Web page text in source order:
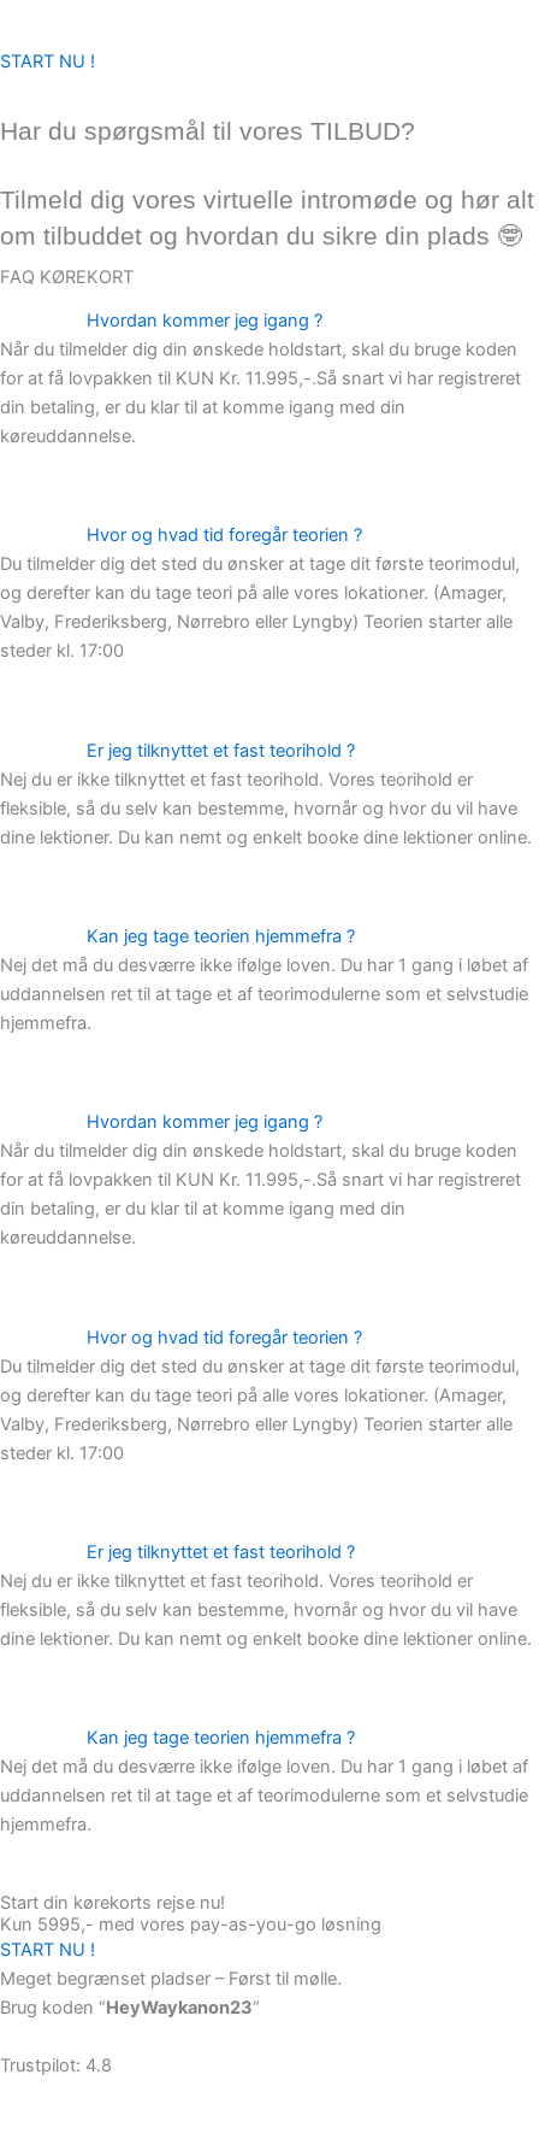
START NU !
Har du spørgsmål til vores TILBUD?
Tilmeld dig vores virtuelle intromøde og hør alt
om tilbuddet og hvordan du sikre din plads 🤓
FAQ KØREKORT
Hvordan kommer jeg igang ?
Når du tilmelder dig din ønskede holdstart, skal du bruge koden
for at få lovpakken til KUN Kr. 11.995,-.Så snart vi har registreret
din betaling, er du klar til at komme igang med din
køreuddannelse.
Hvor og hvad tid foregår teorien ?
Du tilmelder dig det sted du ønsker at tage dit første teorimodul,
og derefter kan du tage teori på alle vores lokationer. (Amager,
Valby, Frederiksberg, Nørrebro eller Lyngby) Teorien starter alle
steder kl. 17:00
Er jeg tilknyttet et fast teorihold ?
Nej du er ikke tilknyttet et fast teorihold. Vores teorihold er
fleksible, så du selv kan bestemme, hvornår og hvor du vil have
dine lektioner. Du kan nemt og enkelt booke dine lektioner online.
Kan jeg tage teorien hjemmefra ?
Nej det må du desværre ikke ifølge loven. Du har 1 gang i løbet af
uddannelsen ret til at tage et af teorimodulerne som et selvstudie
hjemmefra.
Hvordan kommer jeg igang ?
Når du tilmelder dig din ønskede holdstart, skal du bruge koden
for at få lovpakken til KUN Kr. 11.995,-.Så snart vi har registreret
din betaling, er du klar til at komme igang med din
køreuddannelse.
Hvor og hvad tid foregår teorien ?
Du tilmelder dig det sted du ønsker at tage dit første teorimodul,
og derefter kan du tage teori på alle vores lokationer. (Amager,
Valby, Frederiksberg, Nørrebro eller Lyngby) Teorien starter alle
steder kl. 17:00
Er jeg tilknyttet et fast teorihold ?
Nej du er ikke tilknyttet et fast teorihold. Vores teorihold er
fleksible, så du selv kan bestemme, hvornår og hvor du vil have
dine lektioner. Du kan nemt og enkelt booke dine lektioner online.
Kan jeg tage teorien hjemmefra ?
Nej det må du desværre ikke ifølge loven. Du har 1 gang i løbet af
uddannelsen ret til at tage et af teorimodulerne som et selvstudie
hjemmefra.
Start din kørekorts rejse nu!
Kun 5995,- med vores pay-as-you-go løsning
START NU !
Meget begrænset pladser – Først til mølle.
Brug koden “HeyWaykanon23“
Trustpilot: 4.8